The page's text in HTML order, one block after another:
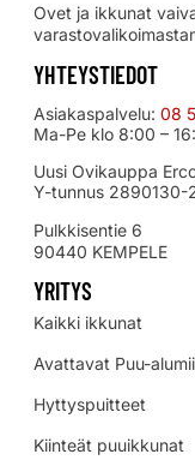
Ovet ja ikkunat
YHTEYSTIEDOT
Asiakaspalvelu: 08
Ma-Pe klo 8:00 –
Uusi Ovikauppa
Y-tunnus 2890130-
Pulkkisentie 6
90440 KEMPELE
YRITYS
Kaikki ikkunat
Avattavat Puu-
Hyttyspuitteet
Kiinteät puuikkunat